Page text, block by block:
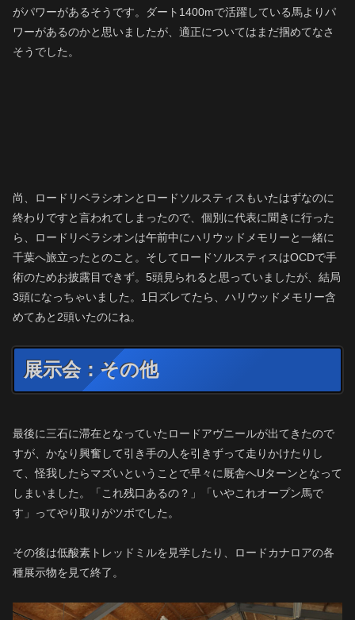
がパワーがあるそうです。ダート1400mで活躍している馬よりパ
ワーがあるのかと思いましたが、適正についてはまだ掴めてなさ
そうでした。
尚、ロードリベラシオンとロードソルスティスもいたはずなのに
終わりですと言われてしまったので、個別に代表に聞きに行った
ら、ロードリベラシオンは午前中にハリウッドメモリーと一緒に
千葉へ旅立ったとのこと。そしてロードソルスティスはOCDで手
術のためお披露目できず。5頭見られると思っていましたが、結局
3頭になっちゃいました。1日ズレてたら、ハリウッドメモリー含
めてあと2頭いたのにね。
展示会：その他
最後に三石に滞在となっていたロードアヴニールが出てきたので
すが、かなり興奮して引き手の人を引きずって走りかけたりし
て、怪我したらマズいということで早々に厩舎へUターンとなって
しまいました。「これ残口あるの？」「いやこれオープン馬で
す」ってやり取りがツボでした。
その後は低酸素トレッドミルを見学したり、ロードカナロアの各
種展示物を見て終了。